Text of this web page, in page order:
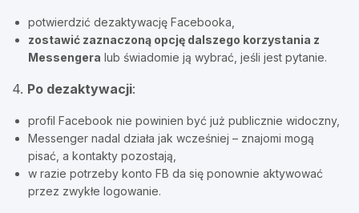
potwierdzić dezaktywację Facebooka,
zostawić zaznaczoną opcję dalszego korzystania z
Messengera lub świadomie ją wybrać, jeśli jest pytanie.
4. Po dezaktywacji:
profil Facebook nie powinien być już publicznie widoczny,
Messenger nadal działa jak wcześniej – znajomi mogą
pisać, a kontakty pozostają,
w razie potrzeby konto FB da się ponownie aktywować
przez zwykłe logowanie.